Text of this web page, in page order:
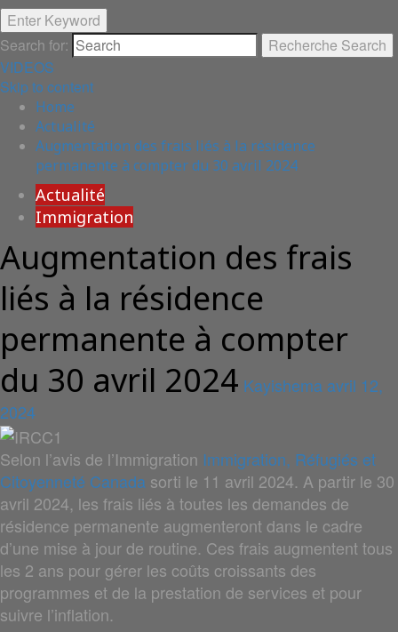
Enter Keyword
Search for:
Recherche Search
VIDEOS
Skip to content
Home
Actualité
Augmentation des frais liés à la résidence
permanente à compter du 30 avril 2024
Actualité
Immigration
Augmentation des frais
liés à la résidence
permanente à compter
du 30 avril 2024 Kayishema avril 12,
2024
Selon l’avis de l’Immigration Immigration, Réfugiés et
Citoyenneté Canada sorti le 11 avril 2024. A partir le 30
avril 2024, les frais liés à toutes les demandes de
résidence permanente augmenteront dans le cadre
d’une mise à jour de routine. Ces frais augmentent tous
les 2 ans pour gérer les coûts croissants des
programmes et de la prestation de services et pour
suivre l’inflation.